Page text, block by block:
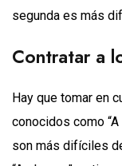
segunda es más
Contratar a
Hay que tomar en
conocidos como
son más difíciles